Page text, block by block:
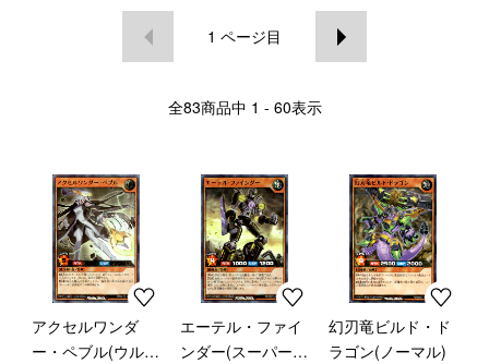
1 ページ目
全83商品中 1 - 60表示
アクセルワンダ
ー・ペブル(ウルト
エーテル・ファイ
ンダー(スーパー)
幻刃竜ビルド・ド
ラゴン(ノーマル)